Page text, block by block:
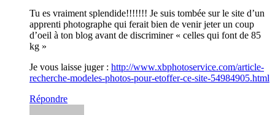
Tu es vraiment splendide!!!!!!! Je suis tombée sur le site d’un
apprenti photographe qui ferait bien de venir jeter un coup
d’oeil à ton blog avant de discriminer « celles qui font de 85
kg »
Je vous laisse juger : http://www.xbphotoservice.com/article-
recherche-modeles-photos-pour-etoffer-ce-site-54984905.html
Répondre